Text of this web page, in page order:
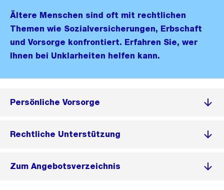
Ältere Menschen sind oft mit rechtlichen
Themen wie Sozialversicherungen, Erbschaft
und Vorsorge konfrontiert. Erfahren Sie, wer
Ihnen bei Unklarheiten helfen kann.
Persönliche Vorsorge
Rechtliche Unterstützung
Zum Angebotsverzeichnis